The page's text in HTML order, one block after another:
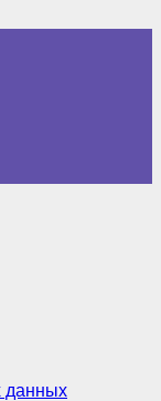
данных